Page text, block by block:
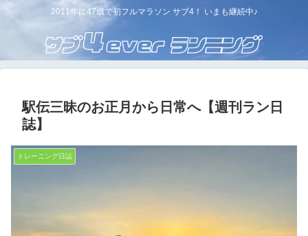
2011年に47歳で初フルマラソン サブ4！ いまも継続中♪
駅伝三昧のお正月から日常へ【週刊ラン日
誌】
トレーニング日誌